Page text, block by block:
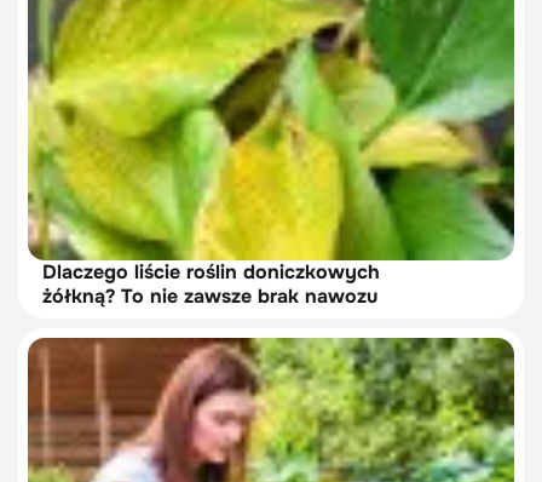
Dlaczego liście roślin doniczkowych
żółkną? To nie zawsze brak nawozu